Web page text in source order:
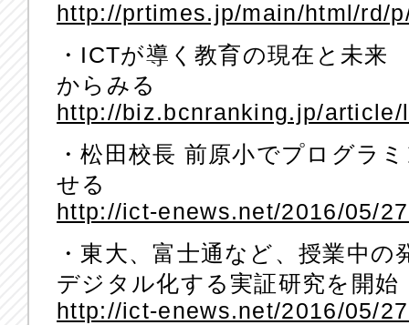
http://prtimes.jp/main/html/rd/
・ICTが導く教育の現在と未
からみる
http://biz.bcnranking.jp/
・松田校長 前原小でプログラ
せる
http://ict-enews.net/2016/05/
・東大、富士通など、授業中
デジタル化する実証研究を開始
http://ict-enews.net/2016/05/